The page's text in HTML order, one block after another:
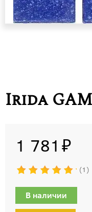
Irida
1 781
1
В наличии